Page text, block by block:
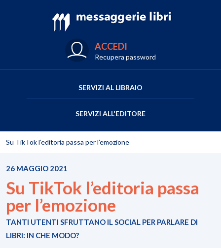
ACCEDI
Recupera password
SERVIZI AL LIBRAIO
SERVIZI ALL'EDITORE
Su TikTok l’editoria passa per l’emozione
26 MAGGIO 2021
Su TikTok l’editoria passa
per l’emozione
TANTI UTENTI SFRUTTANO IL SOCIAL PER PARLARE DI
LIBRI: IN CHE MODO?